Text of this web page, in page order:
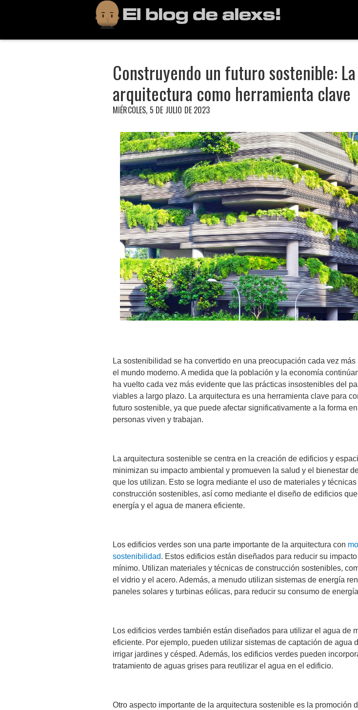
Construyendo un futuro sostenible: La
arquitectura como herramienta clave
MIÉRCOLES, 5 DE JULIO DE 2023
La sostenibilidad se ha convertido en una preocupación cada vez más
el mundo moderno. A medida que la población y la economía
ha vuelto cada vez más evidente que las prácticas insostenibles del
viables a largo plazo. La arquitectura es una herramienta clave para
futuro sostenible, ya que puede afectar significativamente a la forma
personas viven y trabajan.
La arquitectura sostenible se centra en la creación de edificios y
minimizan su impacto ambiental y promueven la salud y el bienestar
que los utilizan. Esto se logra mediante el uso de materiales y técnicas
construcción sostenibles, así como mediante el diseño de edificios
energía y el agua de manera eficiente.
Los edificios verdes son una parte importante de la arquitectura con
sostenibilidad. Estos edificios están diseñados para reducir su impacto
mínimo. Utilizan materiales y técnicas de construcción sostenibles,
el vidrio y el acero. Además, a menudo utilizan sistemas de energía
paneles solares y turbinas eólicas, para reducir su consumo de
Los edificios verdes también están diseñados para utilizar el agua de
eficiente. Por ejemplo, pueden utilizar sistemas de captación de agua
irrigar jardines y césped. Además, los edificios verdes pueden
tratamiento de aguas grises para reutilizar el agua en el edificio.
Otro aspecto importante de la arquitectura sostenible es la promoción